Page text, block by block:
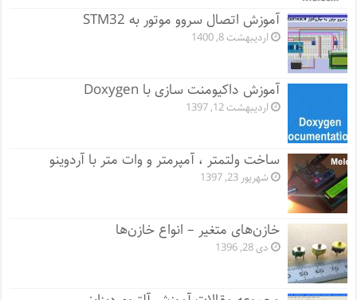
آموزش اتصال سروو موتور به STM32
اردیبهشت 8, 1400
آموزش داکیومنت سازی با Doxygen
اردیبهشت 12, 1397
ساخت ولتمتر ، آمپرمتر و وات متر با آردوینو
شهریور 23, 1397
خازن‌های متغیر – انواع خازن‌ها
دی 28, 1396